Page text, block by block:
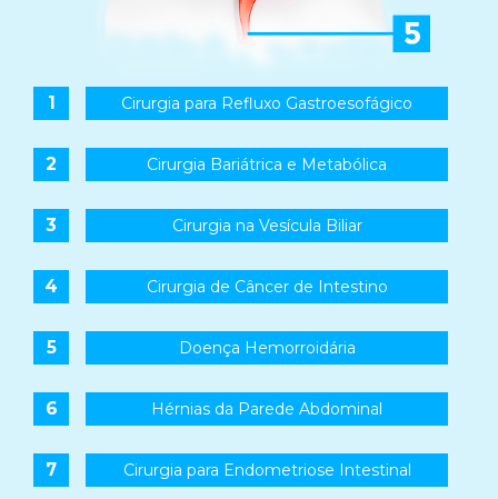
1 Cirurgia para Refluxo Gastroesofágico
2 Cirurgia Bariátrica e Metabólica
3 Cirurgia na Vesícula Biliar
4 Cirurgia de Câncer de Intestino
5 Doença Hemorroidária
6 Hérnias da Parede Abdominal
7 Cirurgia para Endometriose Intestinal